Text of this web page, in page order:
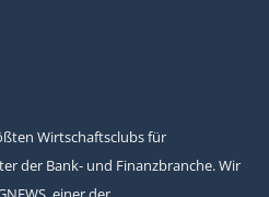
Wirtschaftsclubs für
der Bank- und Finanzbranche. Wir